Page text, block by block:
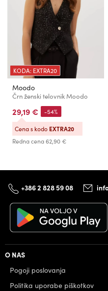
KODA: EXTRA20
Moodo
Črn ženski telovnik Moodo
29,19 €
Redna cena62,90 €
-54%
Cena s kodo EXTRA20
+386 2 828 59 08
O NAS
Pogoji poslovanja
Politika uporabe piškotkov